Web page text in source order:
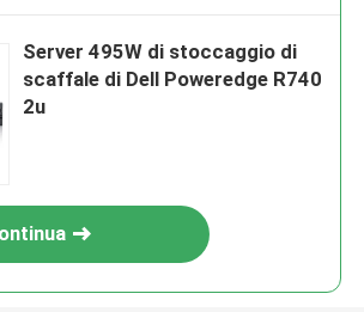
Server 495W di stoccaggio di
scaffale di Dell Poweredge R740
2u